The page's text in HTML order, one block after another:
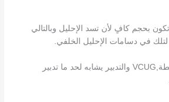
بحجم كافٍ لأن تسد الإحليل وبالتالي
في دسامات الإحليل الخلفي.
يتم إثبات التشخيص بواسطة,VCUG والتدبير يشابه لحد ما تدبير